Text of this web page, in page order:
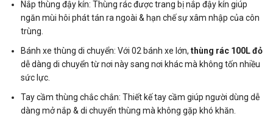
Nắp thùng đậy kín: Thùng rác được trang bị nắp đậy kín giúp
ngăn mùi hôi phát tán ra ngoài & hạn chế sự xâm nhập của côn
trùng.
Bánh xe thùng di chuyển: Với 02 bánh xe lớn, thùng rác 100L đỏ
dễ dàng di chuyển từ nơi này sang nơi khác mà không tốn nhiều
sức lực.
Tay cầm thùng chắc chắn: Thiết kế tay cầm giúp người dùng dễ
dàng mở nắp & di chuyển thùng mà không gặp khó khăn.